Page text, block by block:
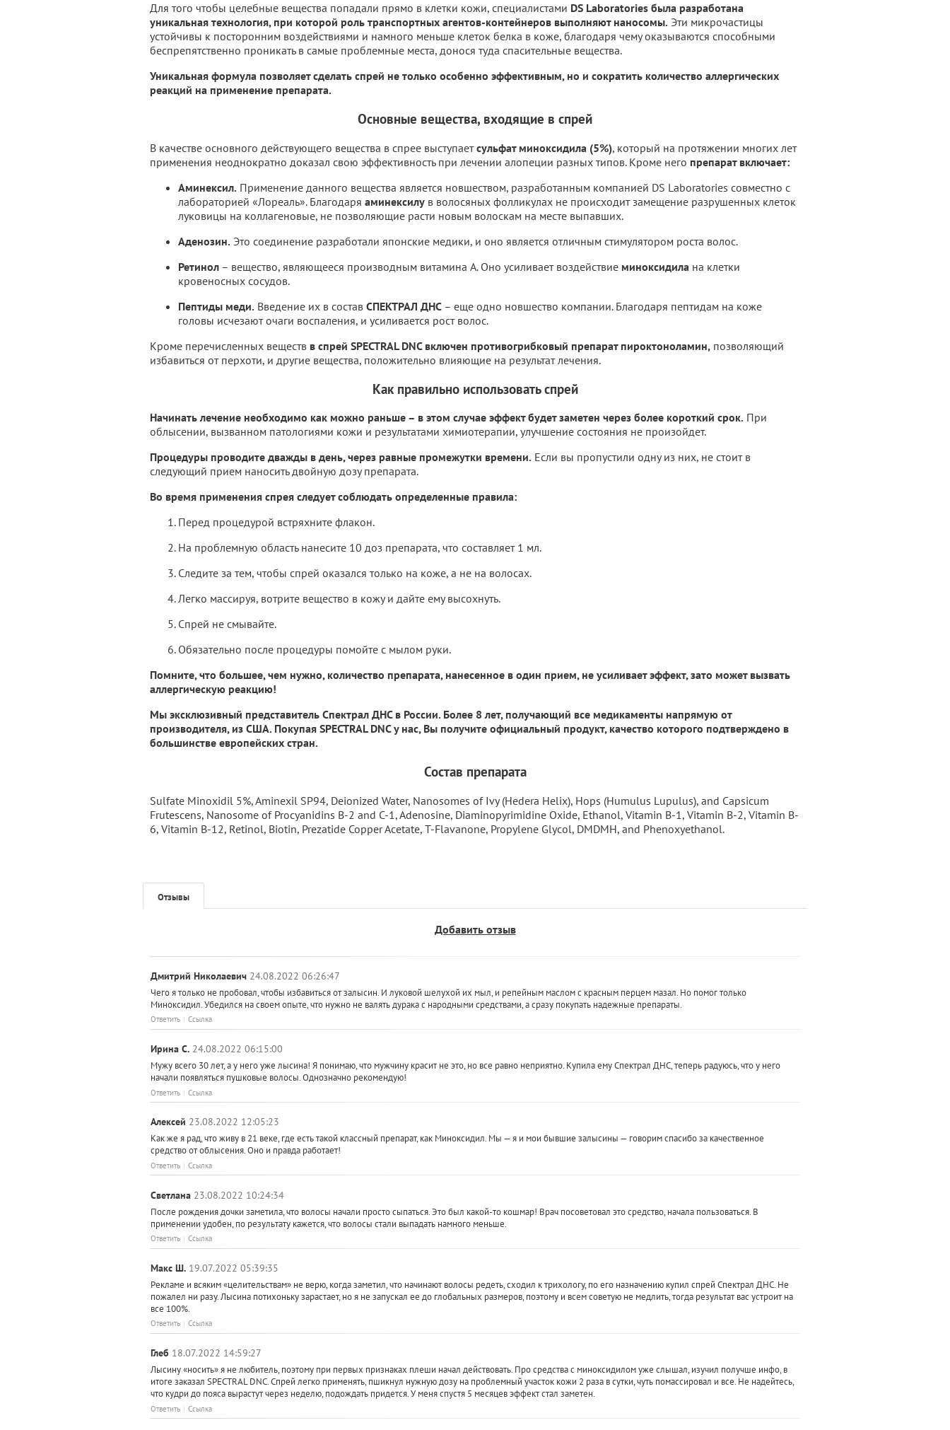
Для того чтобы целебные вещества попадали прямо в клетки кожи, специалистами DS Laboratories была разработана
уникальная технология, при которой роль транспортных агентов-контейнеров выполняют наносомы. Эти микрочастицы
устойчивы к посторонним воздействиями и намного меньше клеток белка в коже, благодаря чему оказываются способными
беспрепятственно проникать в самые проблемные места, донося туда спасительные вещества.
Уникальная формула позволяет сделать спрей не только особенно эффективным, но и сократить количество аллергических
реакций на применение препарата.
Основные вещества, входящие в спрей
В качестве основного действующего вещества в спрее выступаетсульфат миноксидила (5%), который на протяжении многих лет
применения неоднократно доказал свою эффективность при лечении алопеции разных типов. Кроме него препарат включает:
Аминексил. Применение данного вещества является новшеством, разработанным компанией DS Laboratories совместно с
лабораторией «Лореаль». Благодаря аминексилу в волосяных фолликулах не происходит замещение разрушенных клеток
луковицы на коллагеновые, не позволяющие расти новым волоскам на месте выпавших.
Аденозин. Это соединение разработали японские медики, и оно является отличным стимулятором роста волос.
Ретинол – вещество, являющееся производным витамина A. Оно усиливает воздействие миноксидила на клетки
кровеносных сосудов.
Пептиды меди. Введение их в состав СПЕКТРАЛ ДНС – еще одно новшество компании. Благодаря пептидам на коже
головы исчезают очаги воспаления, и усиливается рост волос.
Кроме перечисленных веществ в спрей SPECTRAL DNC включен противогрибковый препарат пироктоноламин, позволяющий
избавиться от перхоти, и другие вещества, положительно влияющие на результат лечения.
Как правильно использовать спрей
Начинать лечение необходимо как можно раньше – в этом случае эффект будет заметен через более короткий срок. При
облысении, вызванном патологиями кожи и результатами химиотерапии, улучшение состояния не произойдет.
Процедуры проводите дважды в день, через равные промежутки времени. Если вы пропустили одну из них, не стоит в
следующий прием наносить двойную дозу препарата.
Во время применения спрея следует соблюдать определенные правила:
Перед процедурой встряхните флакон.
На проблемную область нанесите 10 доз препарата, что составляет 1 мл.
Следите за тем, чтобы спрей оказался только на коже, а не на волосах.
Легко массируя, вотрите вещество в кожу и дайте ему высохнуть.
Спрей не смывайте.
Обязательно после процедуры помойте с мылом руки.
Помните, что большее, чем нужно, количество препарата, нанесенное в один прием, не усиливает эффект, зато может вызвать
аллергическую реакцию!
Мы эксклюзивный представитель Спектрал ДНС в России. Более 8 лет, получающий все медикаменты напрямую от
производителя, из США. Покупая SPECTRAL DNC у нас, Вы получите официальный продукт, качество которого подтверждено в
большинстве европейских стран.
Состав препарата
Sulfate Minoxidil 5%, Aminexil SP94, Deionized Water, Nanosomes of Ivy (Hedera Helix), Hops (Humulus Lupulus), and Capsicum
Frutescens, Nanosome of Procyanidins B-2 and C-1, Adenosine, Diaminopyrimidine Oxide, Ethanol, Vitamin B-1, Vitamin B-2, Vitamin B-
6, Vitamin B-12, Retinol, Biotin, Prezatide Copper Acetate, T-Flavanone, Propylene Glycol, DMDMH, and Phenoxyethanol.
Отзывы
Добавить отзыв
Дмитрий Николаевич 24.08.2022 06:26:47
Чего я только не пробовал, чтобы избавиться от залысин. И луковой шелухой их мыл, и репейным маслом с красным перцем мазал. Но помог только
Миноксидил. Убедился на своем опыте, что нужно не валять дурака с народными средствами, а сразу покупать надежные препараты.
Ответить Ссылка
Ирина С. 24.08.2022 06:15:00
Мужу всего 30 лет, а у него уже лысина! Я понимаю, что мужчину красит не это, но все равно неприятно. Купила ему Спектрал ДНС, теперь радуюсь, что у него
начали появляться пушковые волосы. Однозначно рекомендую!
Ответить Ссылка
Алексей 23.08.2022 12:05:23
Как же я рад, что живу в 21 веке, где есть такой классный препарат, как Миноксидил. Мы — я и мои бывшие залысины — говорим спасибо за качественное
средство от облысения. Оно и правда работает!
Ответить Ссылка
Светлана 23.08.2022 10:24:34
После рождения дочки заметила, что волосы начали просто сыпаться. Это был какой-то кошмар! Врач посоветовал это средство, начала пользоваться. В
применении удобен, по результату кажется, что волосы стали выпадать намного меньше.
Ответить Ссылка
Макс Ш. 19.07.2022 05:39:35
Рекламе и всяким «целительствам» не верю, когда заметил, что начинают волосы редеть, сходил к трихологу, по его назначению купил спрей Спектрал ДНС. Не
пожалел ни разу. Лысина потихоньку зарастает, но я не запускал ее до глобальных размеров, поэтому и всем советую не медлить, тогда результат вас устроит на
все 100%.
Ответить Ссылка
Глеб 18.07.2022 14:59:27
Лысину «носить» я не любитель, поэтому при первых признаках плеши начал действовать. Про средства с миноксидилом уже слышал, изучил получше инфо, в
итоге заказал SPECTRAL DNC. Спрей легко применять, пшикнул нужную дозу на проблемный участок кожи 2 раза в сутки, чуть помассировал и все. Не надейтесь,
что кудри до пояса вырастут через неделю, подождать придется. У меня спустя 5 месяцев эффект стал заметен.
Ответить Ссылка